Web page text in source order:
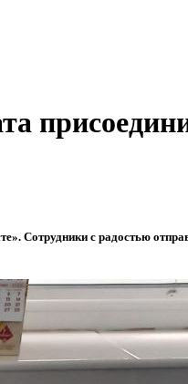
Сотрудники с радостью